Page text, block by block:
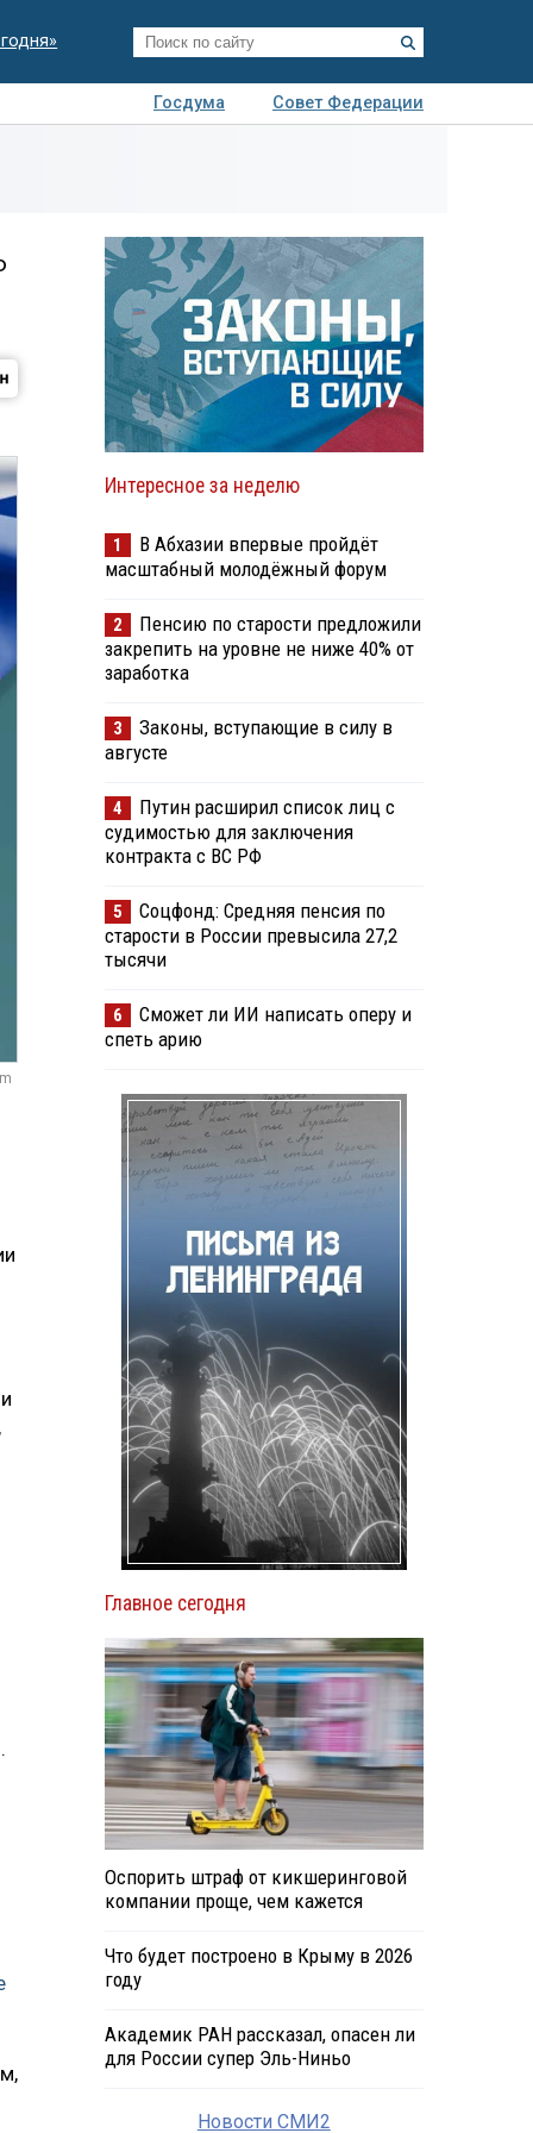
Госдума
Совет Федерации
Интересное за неделю
1
В Абхазии впервые пройдёт
масштабный молодёжный форум
2
Пенсию по старости предложили
закрепить на уровне не ниже 40% от
заработка
3
Законы, вступающие в силу в
августе
4
Путин расширил список лиц с
судимостью для заключения
контракта с ВС РФ
5
Соцфонд: Средняя пенсия по
старости в России превысила 27,2
тысячи
6
Сможет ли ИИ написать оперу и
спеть арию
Главное сегодня
Оспорить штраф от кикшеринговой
компании проще, чем кажется
Что будет построено в Крыму в 2026
году
Академик РАН рассказал, опасен ли
для России супер Эль-Ниньо
Новости СМИ2